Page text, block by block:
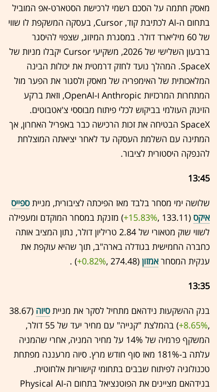
מאסק חתמה על הסכם רשמי לרכישת הסטארט-אפ המוביל
בתחום ה-AI לכתיבת קוד, Cursor, בעסקה המשקפת לו שווי
של 60 מיליארד דולר. במסגרת המיזוג, שצפוי להיסגר
ברבעון השלישי של 2026, משקיעי Cursor יקבלו מניות של
SpaceX. המהלך נועד לחזק דרמטית את יכולות הבינה
המלאכותית של האימפריה של מאסק ולסגור את הפער מול
המתחרות המרכזיות Anthropic ו-OpenAI, וזאת ברקע
הזינוק העולמי בביקוש לכלי פיתוח מבוססי צ'אטבוטים.
SpaceX הבטיחה את זכות הרכישה כבר באפריל האחרון, אך
המתינה עם השלמת העסקה עד לאחר יציאתה המוצלחת
להנפקה היסטורית לציבור.
13:45
שלושה ימי מסחר בלבד מאז הפיכתה לציבורית, מנייתספייס
איקס (133.11 ,‎
+15.83%‏) מזנקת במסחר המוקדם ומעפילה
לשווי שוק מטאורי של 2.84 טריליון דולר, נתון המציב אותה
כחברה החמישית בגודלה בארה"ב, תוך שהיא עוקפת את
ענקית המסחראמזון (274.48 ,‎
+0.82%
‏) .
13:35
בנק ההשקעות נידהאם מתחיל לסקר את מנייתסיוה (38.67
,‎
+8.65%
‏) בהמלצת "קנייה" עם מחיר יעד של 55 דולר,
המשקף פרמיה של 14% על מחיר המניה, אחרי שהמניה
עלתה ב-181% מאז סוף חודש מרץ. סיוה מרעננה מפתחת
טכנולוגיה לפיתוח שבבים בתחומי קישוריות אלחוטית.
בנידהאם מציינים את הפוטנציאל בתחום ה-Physical AI